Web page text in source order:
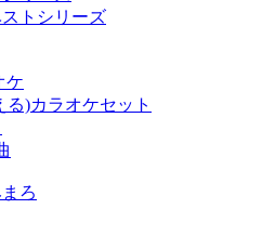
ストシリーズ
ケ
る)カラオケセット
ろ